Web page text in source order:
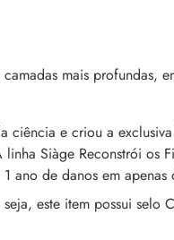
mais profundas,
ciência e criou a
Siàge Reconstrói
ano de danos em apenas
este item possui selo